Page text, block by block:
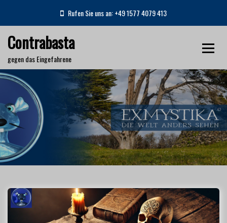
i
c
t
e
n
t
Rufen Sie uns an: +49 1577 4079 413
Contrabasta
gegen das Eingefahrene
Schlagwort:Mythos
Home Mythos